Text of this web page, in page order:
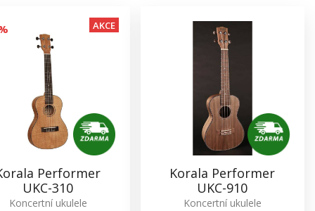
AKCE
Performer
UKC-310
Koncertní ukulele
Korala Performer
UKC-910
Koncertní ukulele